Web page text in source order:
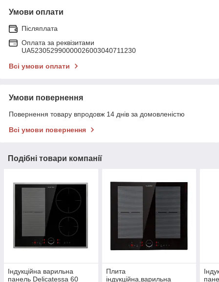
Умови оплати
Післяплата
Оплата за реквізитами
UA523052990000026003040711230
Всі умови оплати
Умови повернення
Повернення товару впродовж 14 днів за домовленістю
Всі умови повернення
Подібні товари компанії
Індукційна варильна
панель Delicatessa 60
Плита
індукційна,варильна